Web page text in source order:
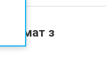
мат з